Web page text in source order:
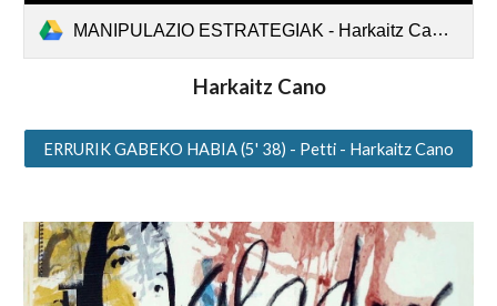
MANIPULAZIO ESTRATEGIAK - Harkaitz Cano.pdf
Harkaitz Cano
ERRURIK GABEKO HABIA (5' 38) - Petti - Harkaitz Cano